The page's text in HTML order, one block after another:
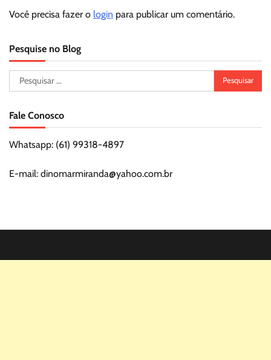
Você precisa fazer o login para publicar um comentário.
Pesquise no Blog
Pesquisar
por:
Fale Conosco
Whatsapp: (61) 99318-4897
E-mail: dinomarmiranda@yahoo.com.br